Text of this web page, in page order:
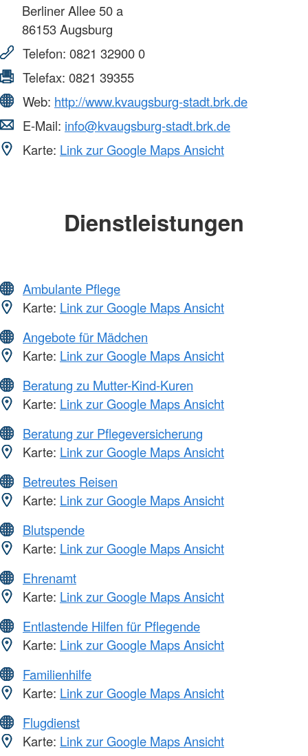
Berliner Allee 50 a
86153Augsburg
Telefon: 0821 32900 0
Telefax: 0821 39355
Web: http://www.kvaugsburg-stadt.brk.de
E-Mail: info@kvaugsburg-stadt.brk.de
Karte: Link zur Google Maps Ansicht
Dienstleistungen
Ambulante Pflege
Karte: Link zur Google Maps Ansicht
Angebote für Mädchen
Karte: Link zur Google Maps Ansicht
Beratung zu Mutter-Kind-Kuren
Karte: Link zur Google Maps Ansicht
Beratung zur Pflegeversicherung
Karte: Link zur Google Maps Ansicht
Betreutes Reisen
Karte: Link zur Google Maps Ansicht
Blutspende
Karte: Link zur Google Maps Ansicht
Ehrenamt
Karte: Link zur Google Maps Ansicht
Entlastende Hilfen für Pflegende
Karte: Link zur Google Maps Ansicht
Familienhilfe
Karte: Link zur Google Maps Ansicht
Flugdienst
Karte: Link zur Google Maps Ansicht